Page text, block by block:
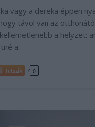
vagy a dereka éppen
távol van az
a helyzet:
a…
Tetszik 0